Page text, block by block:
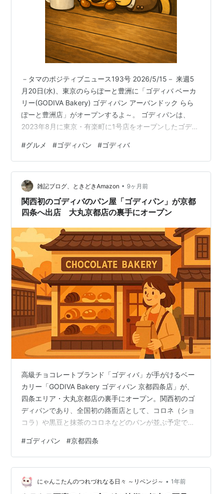
－タマのポジティブニュース193号 2026/5/15－ 来週5
月20日(水)、東京のららぽーと豊洲に「ゴディバ ベーカ
リー(GODIVA Bakery) ゴディパン アーバンドック らら
ぽーと豊洲店」がオープンするよ～。 ゴディパンは、
2023年8月に東京・有楽町に1号店をオープンしたゴディ
ディバ」をコンセプトに、カカオの魅力を活かしたコロ
ネやクリームパンなど、約20種類以上の独創的なパンを
販売しているんだって～。ゴディバさんのチョコが入っ
たパンって美味しいに決まってるよね。 言わずと知れた
ゴディバ（GODIVA）さんは、1926年に…
#グルメ #ゴディパン #ゴディバ
雑記ブログ、ときどきAmazon • 9ヶ月前
関西初のゴディバのパン屋「ゴディパン」が京都
四条へ出店 大丸京都店の裏手にオープン
高級チョコレートブランド「ゴディバ」が手がけるベー
カリー「GODIVA Bakery ゴディパン 京都四条店」が、
四条エリア・大丸京都店の裏手にオープン。関西初のゴ
ディパンであり、全国初の路面店として、コロネ（ショ
コラ）や黒豆と抹茶のコロネなどのパンが並ぶ予定で
初ゴディバのパン屋ゴディパンが京都四条に出店 広告の
下に記事の続きがあります。ペコリ 高級チョコレートブ
ランド「GODIVA（ゴディバ）」が、京都・四条エリアに
ベーカリーを出店します。店名は「GODIVA Bakery ゴデ
#ゴディパン #京都四条
にゃんこたんのつれづれなる日々 ～リベンジ～ • 1年前